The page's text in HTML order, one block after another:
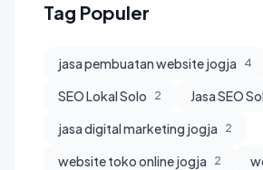
Tag Populer
jasa pembuatan website jogja 4
SEO Lokal Solo 2 Jasa SEO
jasa digital marketing jogja 2
website toko online jogja 2